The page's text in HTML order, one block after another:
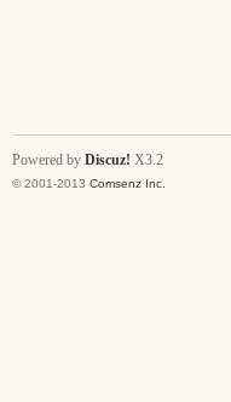
Powered by Discuz! X3.2
© 2001-2013 Comsenz Inc.